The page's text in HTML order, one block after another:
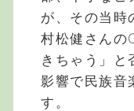
が、その当時
村松健さんの
きちゃう」と
影響で民族音
す。